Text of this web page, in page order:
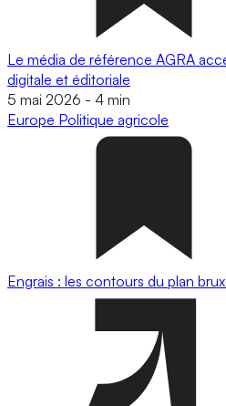
Le média de référence AGRA
digitale et éditoriale
5 mai 2026 - 4 min
Europe Politique agricole
Engrais : les contours du plan